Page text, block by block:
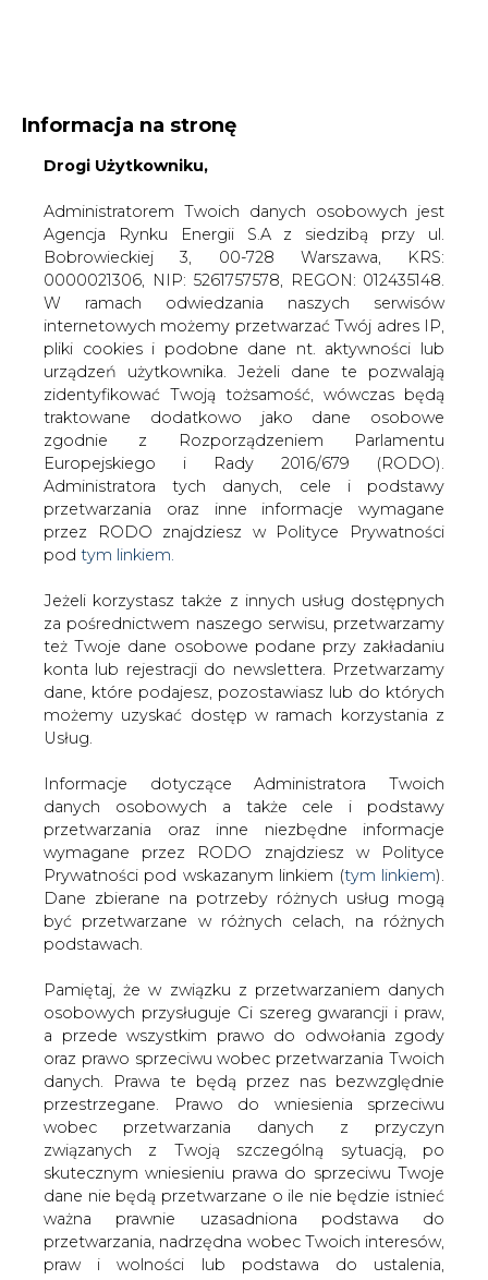
WŁĄCZ CIRE.TV
Administratorem Twoich danych osobowych jest
Bobrowieckiej 3, 00-728 Warszawa, KRS:
W ramach odwiedzania naszych serwisów
internetowych możemy przetwarzać Twój adres IP,
pliki cookies i podobne dane nt. aktywności lub
urządzeń użytkownika. Jeżeli dane te pozwalają
zidentyfikować Twoją tożsamość, wówczas będą
traktowane dodatkowo jako dane osobowe
zgodnie z Rozporządzeniem Parlamentu
Europejskiego i Rady 2016/679 (RODO).
Administratora tych danych, cele i podstawy
przetwarzania oraz inne informacje wymagane
przez RODO znajdziesz w Polityce Prywatności
podtym linkiem.
Jeżeli korzystasz także z innych usług dostępnych
za pośrednictwem naszego serwisu, przetwarzamy
też Twoje dane osobowe podane przy zakładaniu
dane, które podajesz, pozostawiasz lub do których
możemy uzyskać dostęp w ramach korzystania z
Usług.
Informacje dotyczące Administratora Twoich
danych osobowych a także cele i podstawy
przetwarzania oraz inne niezbędne informacje
Prywatności pod wskazanym linkiem (tym linkiem).
Dane zbierane na potrzeby różnych usług mogą
być przetwarzane w różnych celach, na różnych
podstawach.
Pamiętaj, że w związku z przetwarzaniem danych
osobowych przysługuje Ci szereg gwarancji i praw,
a przede wszystkim prawo do odwołania zgody
danych. Prawa te będą przez nas bezwzględnie
przestrzegane. Prawo do wniesienia sprzeciwu
wobec przetwarzania danych z przyczyn
związanych z Twoją szczególną sytuacją, po
skutecznym wniesieniu prawa do sprzeciwu Twoje
dane nie będą przetwarzane o ile nie będzie istnieć
ważna prawnie uzasadniona podstawa do
przetwarzania, nadrzędna wobec Twoich interesów,
praw i wolności lub podstawa do ustalenia,
dochodzenia lub obrony roszczeń. Twoje dane nie
będą przetwarzane w celu marketingu własnego
po zgłoszeniu sprzeciwu. Jeżeli więc nie zgadzasz
się z naszą oceną niezbędności przetwarzania
Strona główna / SERWIS INFORMACYJNY CIRE 24 / W
pułapce energetycznego uzależnienia
2007-03-15 00:00
drukuj
skomentuj
udostępnij:
W pułapce energetycznego
Już za kilka lat świat będzie uzależniony
od dostaw surowców z pięciu
&#8222;Rzeczpospolita".
Międzynarodowa Agencja Energetyczna
ostrzega, że ceny ropy i gazu będą
dyktować Iran, Irak, Arabia Saudyjska,
Rosja i Katar.
Jej eksperci przewidują, że globalne zapotrzebowanie na
energię pierwotną (w tym elektryczną i paliwa) będzie w
2030 roku o ponad połowę wyższe niż obecnie, głównie
za sprawą dynamicznie rozwijającej się gospodarki
chińskiej. Nadal do zaspokojenia potrzeb
energetycznych świata najważniejsze będą surowce -
ropa, gaz ziemny i węgiel.